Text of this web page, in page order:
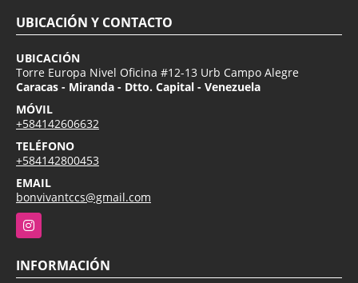
UBICACIÓN Y CONTACTO
UBICACIÓN
Torre Europa Nivel Oficina #12-13 Urb Campo Alegre
Caracas - Miranda - Dtto. Capital - Venezuela
MÓVIL
+584142606632
TELÉFONO
+584142800453
EMAIL
bonvivantccs@gmail.com
Instagram
INFORMACIÓN